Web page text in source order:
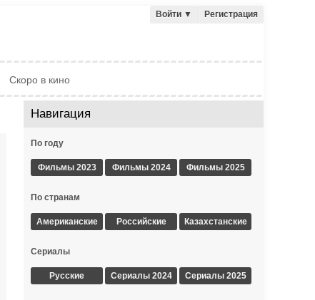
Войти ▼ Регистрация
Скоро в кино
Навигация
По году
Фильмы 2023 Фильмы 2024 Фильмы 2025
По странам
Американские Российские Казахстанские
Сериалы
Русские Сериалы 2024 Сериалы 2025